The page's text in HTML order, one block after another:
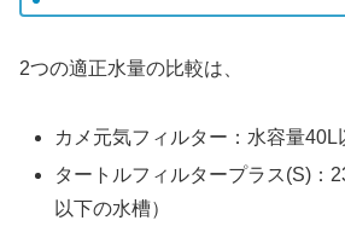
2つの適正水量の比較は、
カメ元気フィルター：水容量40L
タートルフィルタープラス(S)：
以下の水槽）